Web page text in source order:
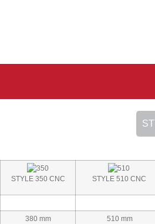
STYLE 350 CNC STYLE 510 CNC
380 mm 510 mm